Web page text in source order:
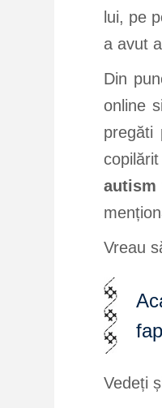
lui, pe
a avut
Din
online
autism
Vreau
Vedeți